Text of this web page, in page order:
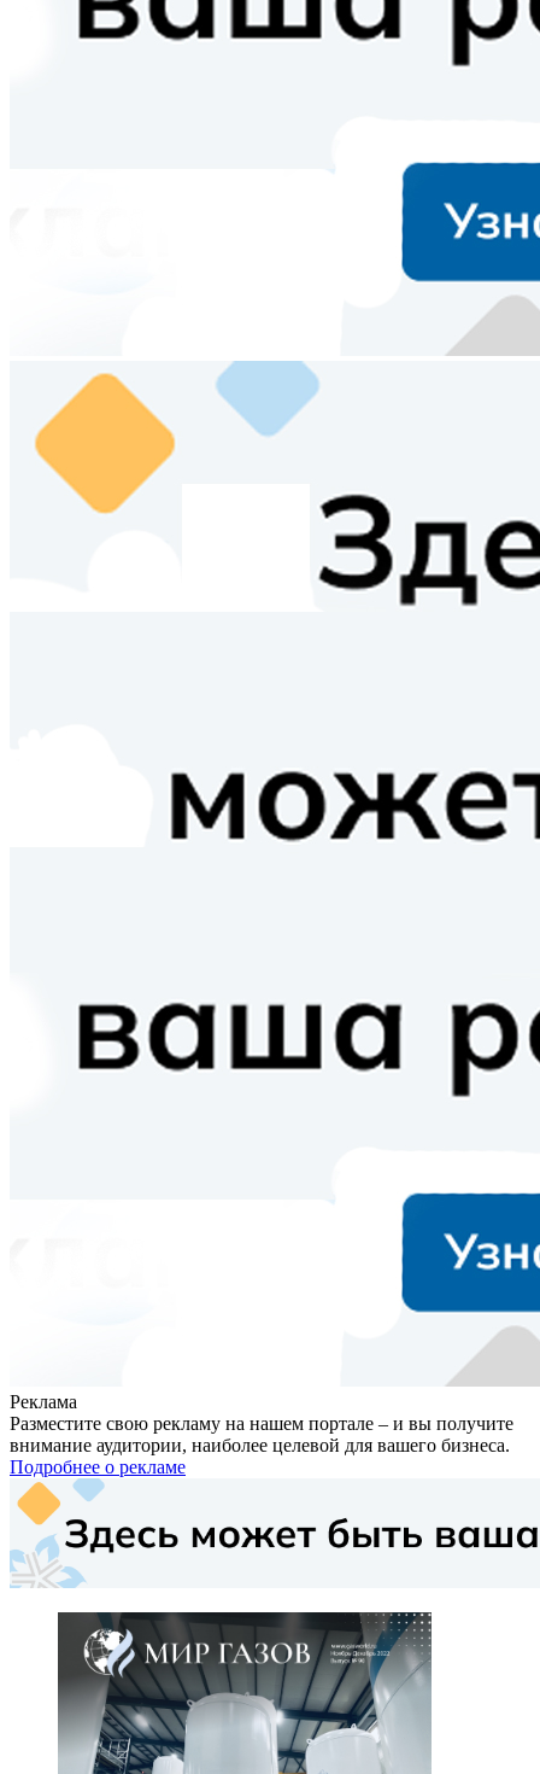
Реклама
Разместите свою рекламу на нашем портале – и вы получите
внимание аудитории, наиболее целевой для вашего бизнеса.
Подробнее о рекламе